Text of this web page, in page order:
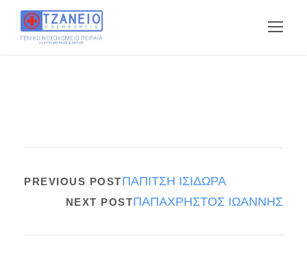
PREVIOUS POSTΠΑΠΙΤΣΗ ΙΣΙΔΩΡΑ
NEXT POSTΠΑΠΑΧΡΗΣΤΟΣ ΙΩΑΝΝΗΣ